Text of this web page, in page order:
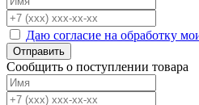
Даю согласие на обработку
Отправить
Сообщить о поступлении товара